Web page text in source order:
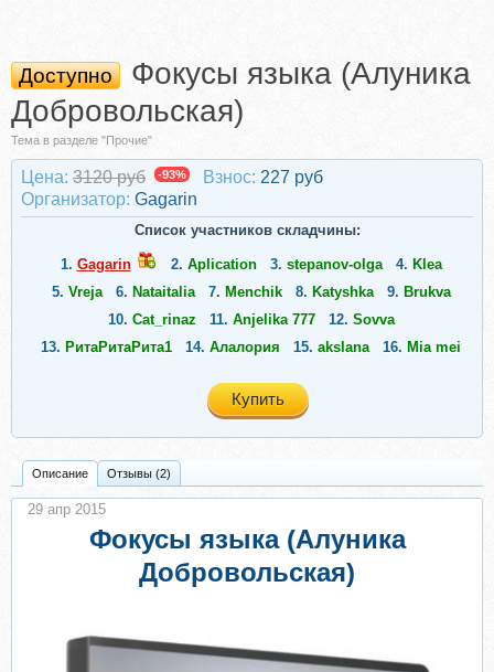
Доступно
Фокусы языка (Алуника
Добровольская)
Тема в разделе "Прочие"
Цена: 3120 руб -93% Взнос: 227 руб
Организатор: Gagarin
Список участников складчины:
1. Gagarin 2. Aplication 3. stepanov-olga 4. Klea
5. Vreja 6. Nataitalia 7. Menchik 8. Katyshka 9. Brukva
10. Cat_rinaz 11. Anjelika 777 12. Sovva
13. РитаРитаРита1 14. Алалория 15. akslana 16. Mia mei
Купить
Описание Отзывы (2)
Фокусы языка (Алуника
Добровольская)
29 апр 2015